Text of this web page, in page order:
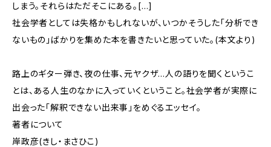
しまう。それらはただそこにある。[…]
社会学者としては失格かもしれないが、いつかそうした「分析でき
ないもの」ばかりを集めた本を書きたいと思っていた。(本文より)
路上のギター弾き、夜の仕事、元ヤクザ…人の語りを聞くというこ
とは、ある人生のなかに入っていくということ。社会学者が実際に
出会った「解釈できない出来事」をめぐるエッセイ。
著者について
岸政彦(きし・まさひこ)